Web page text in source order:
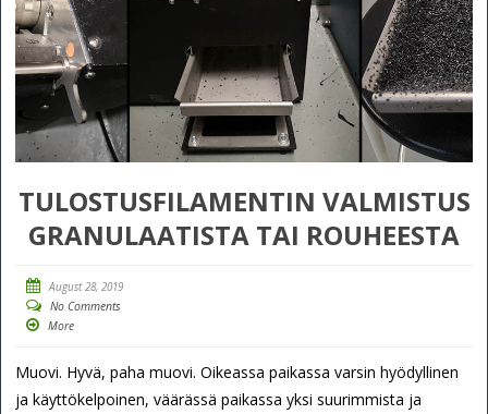
TULOSTUSFILAMENTIN VALMISTUS
GRANULAATISTA TAI ROUHEESTA
August 28, 2019
No Comments
More
Muovi. Hyvä, paha muovi. Oikeassa paikassa varsin hyödyllinen
ja käyttökelpoinen, väärässä paikassa yksi suurimmista ja